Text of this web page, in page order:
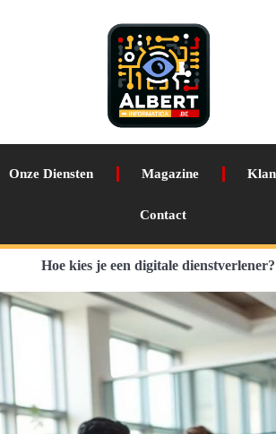
Onze Diensten Magazine
Contact
Hoe kies je een digitale dienstverlener?